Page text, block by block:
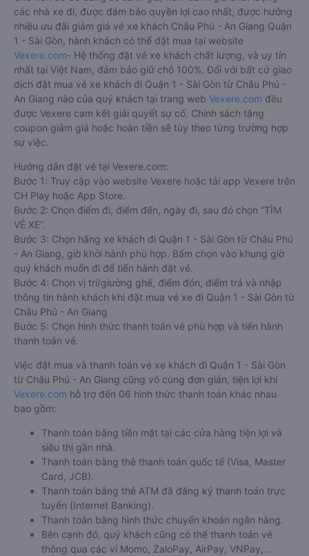
các nhà xe đi, được đảm bảo quyền lợi cao nhất, được hưởng
nhiều ưu đãi giảm giá vé xe khách Châu Phú - An Giang Quận
1 - Sài Gòn, hành khách có thể đặt mua tại website
Vexere.com- Hệ thống đặt vé xe khách chất lượng, và uy tín
nhất tại Việt Nam, đảm bảo giữ chỗ 100%. Đối với bất cứ giao
dịch đặt mua vé xe khách đi Quận 1 - Sài Gòn từ Châu Phú -
An Giang nào của quý khách tại trang web Vexere.com đều
được Vexere cam kết giải quyết sự cố. Chính sách tặng
coupon giảm giá hoặc hoàn tiền sẽ tùy theo từng trường hợp
sự việc.
Hướng dẫn đặt vé tại Vexere.com:
Bước 1: Truy cập vào website Vexere hoặc tải app Vexere trên
CH Play hoặc App Store.
Bước 2: Chọn điểm đi, điểm đến, ngày đi, sau đó chọn “TÌM
VÉ XE”.
Bước 3: Chọn hãng xe khách đi Quận 1 - Sài Gòn từ Châu Phú
- An Giang, giờ khởi hành phù hợp. Bấm chọn vào khung giờ
quý khách muốn đi để tiến hành đặt vé.
Bước 4: Chọn vị trí/giường ghế, điểm đón, điểm trả và nhập
thông tin hành khách khi đặt mua vé xe đi Quận 1 - Sài Gòn từ
Châu Phú - An Giang
Bước 5: Chọn hình thức thanh toán vé phù hợp và tiến hành
thanh toán vé.
Việc đặt mua và thanh toán vé xe khách đi Quận 1 - Sài Gòn
từ Châu Phú - An Giang cũng vô cùng đơn giản, tiện lợi khi
Vexere.com hỗ trợ đến 06 hình thức thanh toán khác nhau
bao gồm:
Thanh toán bằng tiền mặt tại các cửa hàng tiện lợi và
siêu thị gần nhà.
Thanh toán bằng thẻ thanh toán quốc tế (Visa, Master
Card, JCB).
Thanh toán bằng thẻ ATM đã đăng ký thanh toán trực
tuyến (Internet Banking).
Thanh toán bằng hình thức chuyển khoản ngân hàng.
Bên cạnh đó, quý khách cũng có thể thanh toán vé
thông qua các ví Momo, ZaloPay, AirPay, VNPay,…